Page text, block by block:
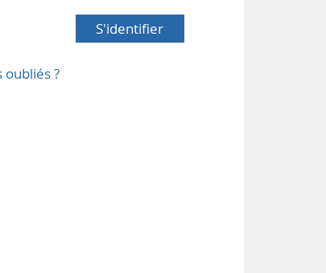
S'identifier
?